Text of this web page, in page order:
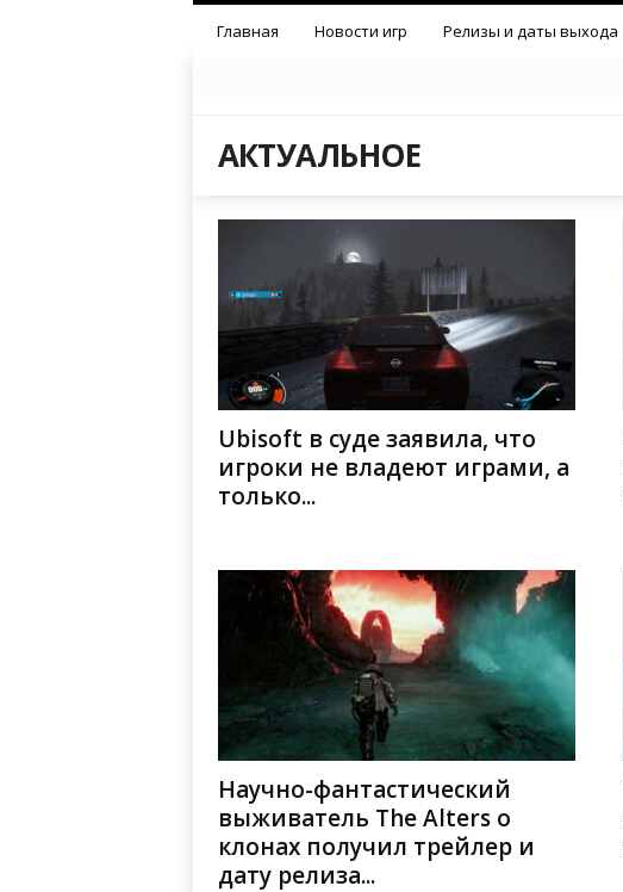
Главная Новости игр Релизы и даты выхода
АКТУАЛЬНОЕ
Ubisoft в суде заявила, что
игроки не владеют играми, а
только...
Научно-фантастический
выживатель The Alters о
клонах получил трейлер и
дату релиза...